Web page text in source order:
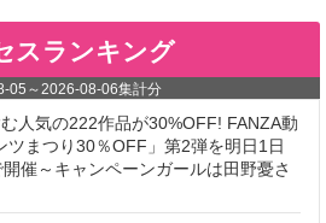
スランキング
05 ～2026-08-06集計分
人気の222作品が30%OFF! FANZA動
ツまつり30％OFF」第2弾を明日1日
催～キャンペーンガールは田野憂さ